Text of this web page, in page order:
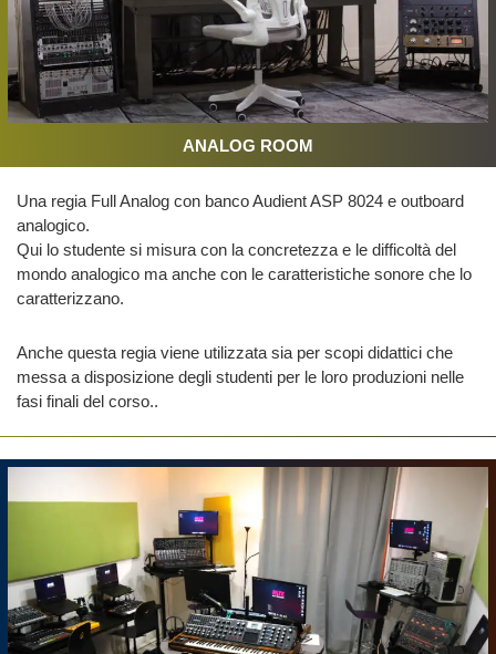
ANALOG ROOM
Una regia Full Analog con banco Audient ASP 8024 e outboard
analogico.
Qui lo studente si misura con la concretezza e le difficoltà del
mondo analogico ma anche con le caratteristiche sonore che lo
caratterizzano.
Anche questa regia viene utilizzata sia per scopi didattici che
messa a disposizione degli studenti per le loro produzioni nelle
fasi finali del corso..